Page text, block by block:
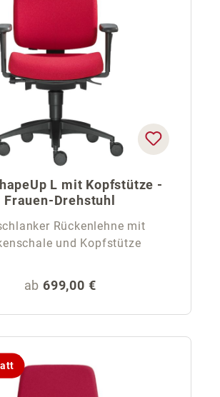
L mit Kopfstütze -
Frauen-Drehstuhl
Rückenlehne mit
und Kopfstütze
Regulärer Preis:
ab 699,00 €